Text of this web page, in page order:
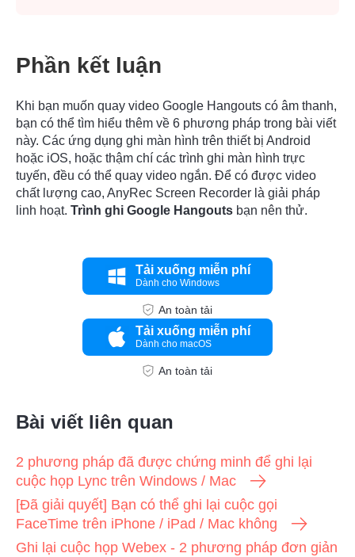
Phần kết luận
Khi bạn muốn quay video Google Hangouts có âm thanh,
bạn có thể tìm hiểu thêm về 6 phương pháp trong bài viết
này. Các ứng dụng ghi màn hình trên thiết bị Android
hoặc iOS, hoặc thậm chí các trình ghi màn hình trực
tuyến, đều có thể quay video ngắn. Để có được video
chất lượng cao, AnyRec Screen Recorder là giải pháp
linh hoạt. Trình ghi Google Hangouts bạn nên thử.
Tải xuống miễn phí
Dành cho Windows
An toàn tải
Tải xuống miễn phí
Dành cho macOS
An toàn tải
Bài viết liên quan
2 phương pháp đã được chứng minh để ghi lại
cuộc họp Lync trên Windows / Mac
[Đã giải quyết] Bạn có thể ghi lại cuộc gọi
FaceTime trên iPhone / iPad / Mac không
Ghi lại cuộc họp Webex - 2 phương pháp đơn giản